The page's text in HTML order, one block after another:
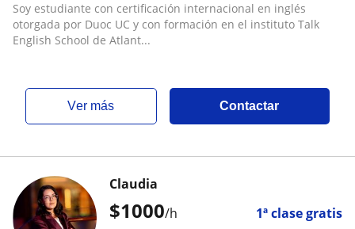
Soy estudiante con certificación internacional en inglés
otorgada por Duoc UC y con formación en el instituto Talk
English School de Atlant...
ver más Contactar
$1000/h 1ª clase gratis
Claudia